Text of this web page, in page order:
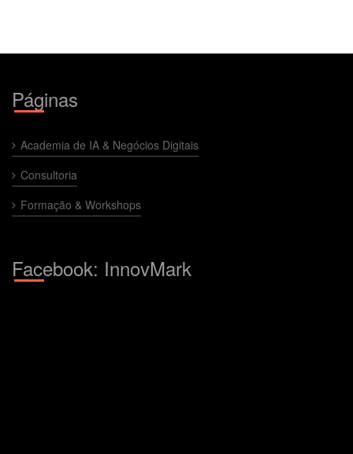
Páginas
Academia de IA & Negócios Digitais
Consultoria
Formação & Workshops
Facebook: InnovMark